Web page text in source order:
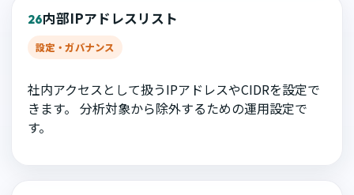
26内部IPアドレスリスト
設定・ガバナンス
社内アクセスとして扱うIPアドレスやCIDRを設定で
きます。 分析対象から除外するための運用設定で
す。